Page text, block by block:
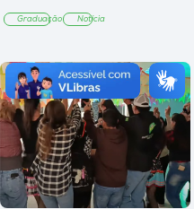
Graduação Notícia